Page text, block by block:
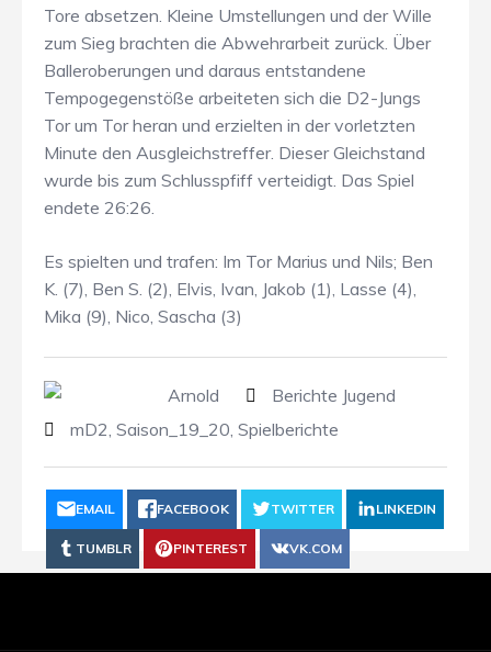
Tore absetzen. Kleine Umstellungen und der Wille
zum Sieg brachten die Abwehrarbeit zurück. Über
Balleroberungen und daraus entstandene
Tempogegenstöße arbeiteten sich die D2-Jungs
Tor um Tor heran und erzielten in der vorletzten
Minute den Ausgleichstreffer. Dieser Gleichstand
wurde bis zum Schlusspfiff verteidigt. Das Spiel
endete 26:26.
Es spielten und trafen: Im Tor Marius und Nils; Ben
K. (7), Ben S. (2), Elvis, Ivan, Jakob (1), Lasse (4),
Mika (9), Nico, Sascha (3)
Arnold
Berichte Jugend
mD2 Saison_19_20 Spielberichte
EMAIL FACEBOOK TWITTER LINKEDIN
TUMBLR PINTEREST VK.COM